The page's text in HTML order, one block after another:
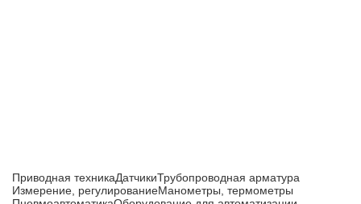
Приводная техникаДатчикиТрубопроводная арматура
Измерение, регулированиеМанометры, термометры